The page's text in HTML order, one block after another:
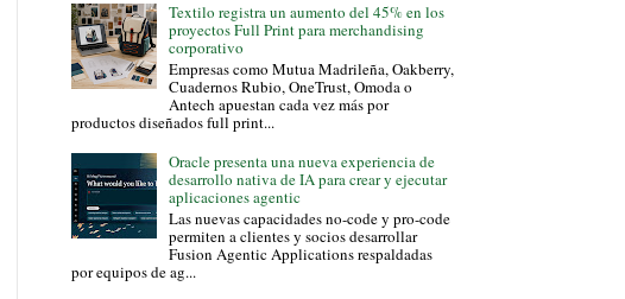
Textilo registra un aumento del 45% en los
proyectos Full Print para merchandising
corporativo
Empresas como Mutua Madrileña, Oakberry,
Cuadernos Rubio, OneTrust, Omoda o
Antech apuestan cada vez más por
productos diseñados full print...
Oracle presenta una nueva experiencia de
desarrollo nativa de IA para crear y ejecutar
aplicaciones agentic
Las nuevas capacidades no-code y pro-code
permiten a clientes y socios desarrollar
Fusion Agentic Applications respaldadas
por equipos de ag...